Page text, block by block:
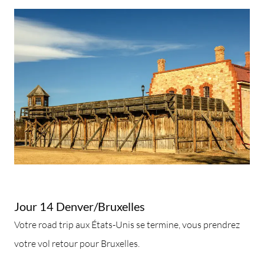
Jour 14 Denver/Bruxelles
Votre road trip aux États-Unis se termine, vous prendrez
votre vol retour pour Bruxelles.